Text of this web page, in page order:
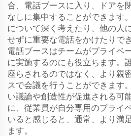
合、電話ブースに入り、ドアを
なしに集中することができます
について深く考えたり、他の人
せずに重要な電話をかけたりで
電話ブースはチームがプライベ
に実施するのにも役立ちます。
座らされるのではなく、より親
スで会議を行うことができます
い議論や創造性が促進される可
に、従業員が自分専用のプライ
いると感じると、通常、より満
ます。